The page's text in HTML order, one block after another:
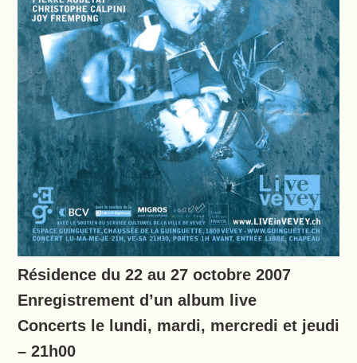
Résidence du 22 au 27 octobre 2007
Enregistrement d’un album live
Concerts le lundi, mardi, mercredi et jeudi
– 21h00